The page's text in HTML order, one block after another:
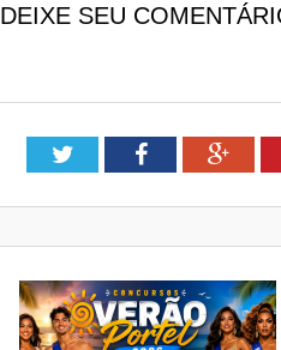
DEIXE SEU
TwitterFacebook